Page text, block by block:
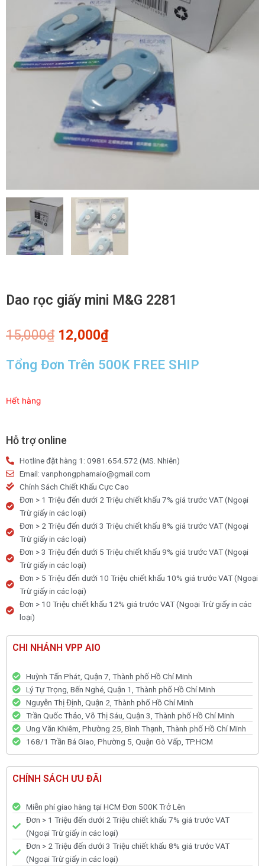
Dao rọc giấy mini M&G 2281
15,000₫ Giá
gốc
là:
15,000₫.
12,000₫Giá
tại
là:
Tổng Đơn Trên 500K FREE SHIP
Hết hàng
Hỗ trợ online
Hotline đặt hàng 1: 0981.654.572 (MS. Nhiên)
Email: vanphongphamaio@gmail.com
Chính Sách Chiết Khấu Cực Cao
Đơn > 1 Triệu đến dưới 2 Triệu chiết khấu 7% giá trước VAT (Ngoại
Trừ giấy in các loại)
Đơn > 2 Triệu đến dưới 3 Triệu chiết khấu 8% giá trước VAT (Ngoại
Trừ giấy in các loại)
Đơn > 3 Triệu đến dưới 5 Triệu chiết khấu 9% giá trước VAT (Ngoại
Trừ giấy in các loại)
Đơn > 5 Triệu đến dưới 10 Triệu chiết khấu 10% giá trước VAT (Ngoại
Trừ giấy in các loại)
Đơn > 10 Triệu chiết khấu 12% giá trước VAT (Ngoại Trừ giấy in các
loại)
CHI NHÁNH VPP AIO
Huỳnh Tấn Phát, Quận 7, Thành phố Hồ Chí Minh
Lý Tự Trọng, Bến Nghé, Quận 1, Thành phố Hồ Chí Minh
Nguyễn Thị Định, Quận 2, Thành phố Hồ Chí Minh
Trần Quốc Thảo, Võ Thị Sáu, Quận 3, Thành phố Hồ Chí Minh
Ung Văn Khiêm, Phường 25, Bình Thạnh, Thành phố Hồ Chí Minh
168/1 Trần Bá Giao, Phường 5, Quận Gò Vấp, TP.HCM
CHÍNH SÁCH ƯU ĐÃI
Miễn phí giao hàng tại HCM Đơn 500K Trở Lên
Đơn > 1 Triệu đến dưới 2 Triệu chiết khấu 7% giá trước VAT
(Ngoại Trừ giấy in các loại)
Đơn > 2 Triệu đến dưới 3 Triệu chiết khấu 8% giá trước VAT
(Ngoại Trừ giấy in các loại)